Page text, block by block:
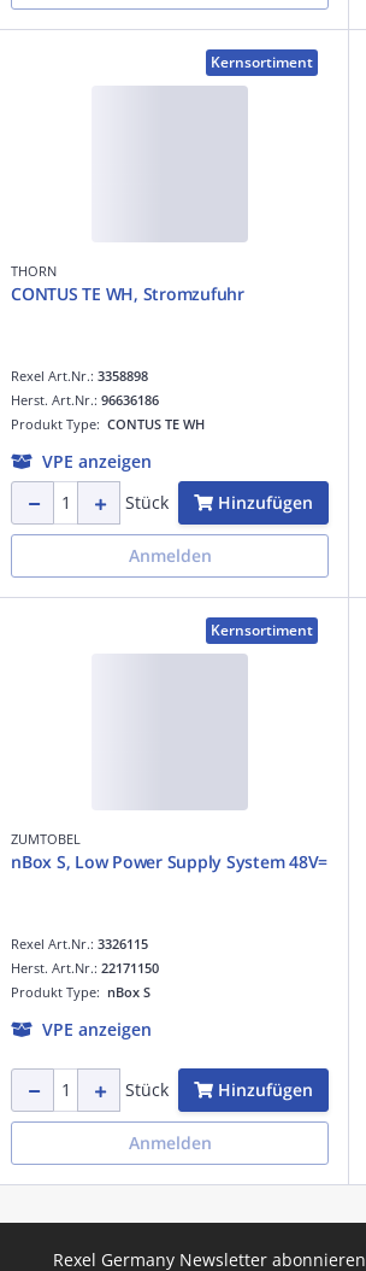
Kernsortiment
THORN
CONTUS TE WH, Stromzufuhr
Rexel Art.Nr.: 3358898
Produkt Type: CONTUS TE WH
Herst. Art.Nr.: 96636186
VPE anzeigen
Stück
Hinzufügen
Anmelden
Kernsortiment
ZUMTOBEL
nBox S, Low Power Supply System 48V=
Rexel Art.Nr.: 3326115
Produkt Type: nBox S
Herst. Art.Nr.: 22171150
VPE anzeigen
Stück Hinzufügen
Anmelden
Rexel Germany Newsletter abonnieren